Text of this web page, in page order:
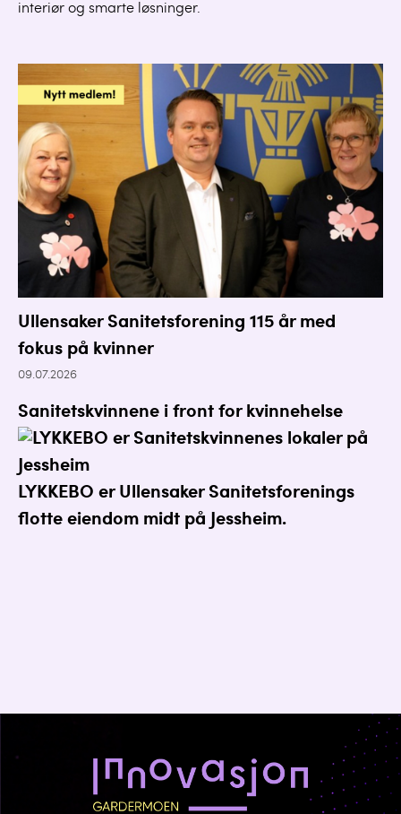
interiør og smarte løsninger.
Ullensaker Sanitetsforening 115 år med
fokus på kvinner
09.07.2026
Sanitetskvinnene i front for kvinnehelse
LYKKEBO er Ullensaker Sanitetsforenings
flotte eiendom midt på Jessheim.